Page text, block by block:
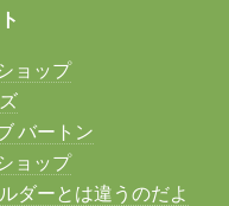
ョップ
バートン
ョップ
ダーとは違うのだよ